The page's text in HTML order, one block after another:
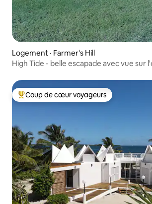
Logement · Farmer's Hill
High Tide - belle escapade avec vue sur
Coup de cœur voyageurs parmi les plus
Coup de cœur voyageurs